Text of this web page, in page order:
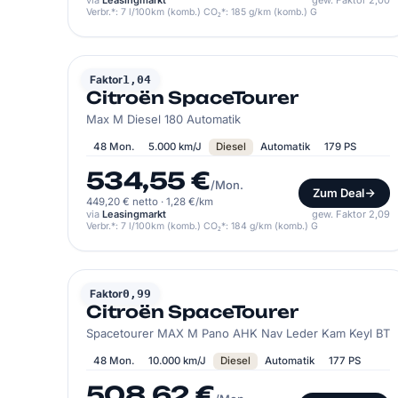
Verbr.*: 7 l/100km (komb.) CO₂*: 185 g/km (komb.) G
Faktor1,04
CITROËN
Citroën SpaceTourer
Max M Diesel 180 Automatik
48 Mon. 5.000 km/J Diesel Automatik 179 PS
534,55 €/Mon.
449,20 € netto · 1,28 €/km
Zum Deal
via Leasingmarkt gew. Faktor 2,09
Verbr.*: 7 l/100km (komb.) CO₂*: 184 g/km (komb.) G
Faktor0,99
CITROËN
Citroën SpaceTourer
Spacetourer MAX M Pano AHK Nav Leder Kam Keyl BT
48 Mon. 10.000 km/J Diesel Automatik 177 PS